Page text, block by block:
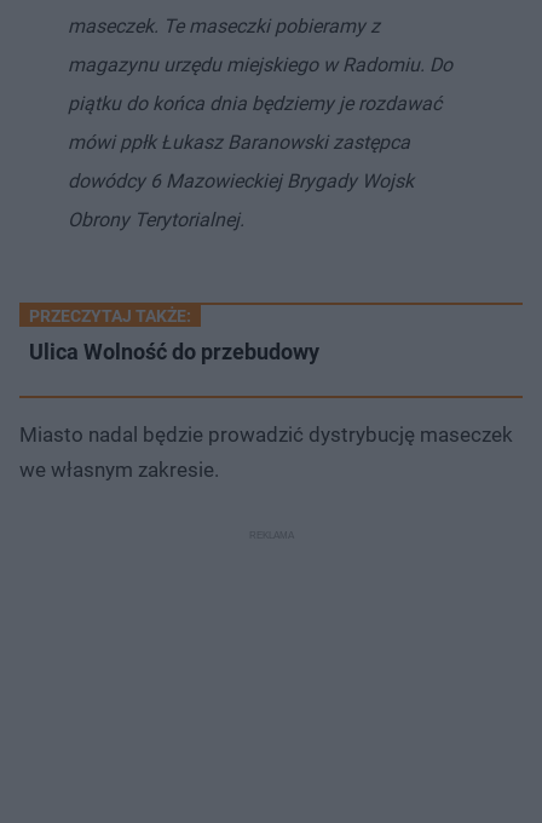
maseczek. Te maseczki pobieramy z
magazynu urzędu miejskiego w Radomiu. Do
piątku do końca dnia będziemy je rozdawać
mówi ppłk Łukasz Baranowski zastępca
dowódcy 6 Mazowieckiej Brygady Wojsk
Obrony Terytorialnej.
PRZECZYTAJ TAKŻE:
Ulica Wolność do przebudowy
Miasto nadal będzie prowadzić dystrybucję maseczek
we własnym zakresie.